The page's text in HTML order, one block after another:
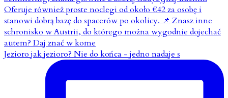
Jezioro jak jezioro? Nie do końca - jedno nadaje s